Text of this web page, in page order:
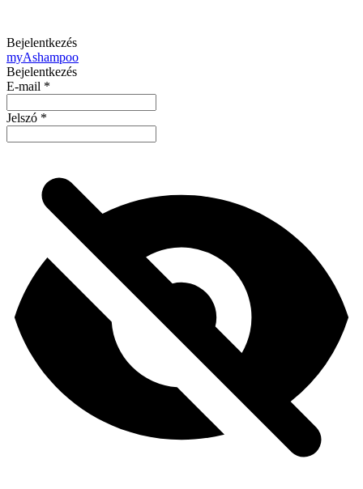
Bejelentkezés
myAshampoo
Bejelentkezés
E-mail *
Jelszó *